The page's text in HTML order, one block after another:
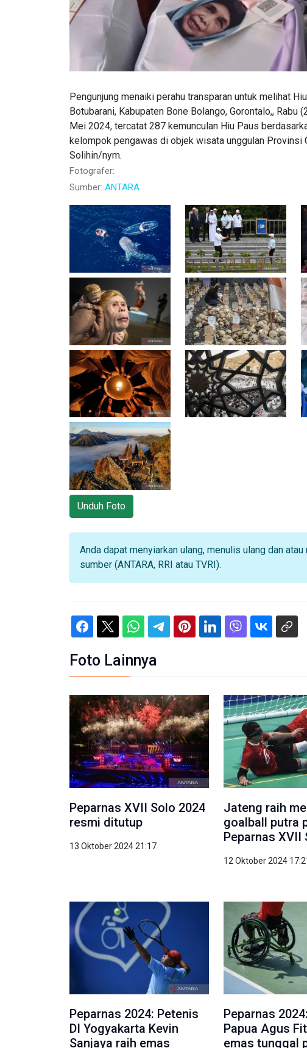
Pengunjung menaiki perahu transparan untuk melihat
Botubarani, Kabupaten Bone Bolango, Gorontalo,,
Mei 2024, tercatat 287 kemunculan Hiu Paus
kelompok pengawas di objek wisata unggulan Provinsi
Solihin/nym.
Fotografer:
Sumber: ANTARA
Unduh Foto
Anda dapat menyiarkan ulang, menulis ulang dan
sumber (ANTARA, RRI atau TVRI).
Foto Lainnya
Peparnas XVII Solo 2024
resmi ditutup
13 Oktober 2024 21:17
Jateng raih
goalball putra
Peparnas XVII
12 Oktober 2024
Peparnas 2024: Petenis
DI Yogyakarta Kevin
Sanjaya raih emas
Peparnas
Papua Agus
emas tunggal